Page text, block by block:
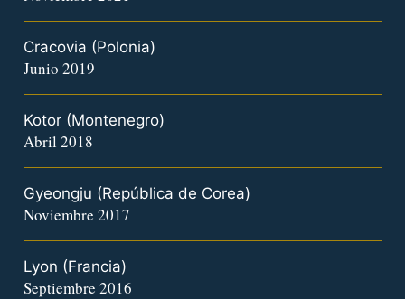
Cracovia (Polonia)
Junio 2019
Kotor (Montenegro)
Abril 2018
Gyeongju (República de Corea)
Noviembre 2017
Lyon (Francia)
Septiembre 2016